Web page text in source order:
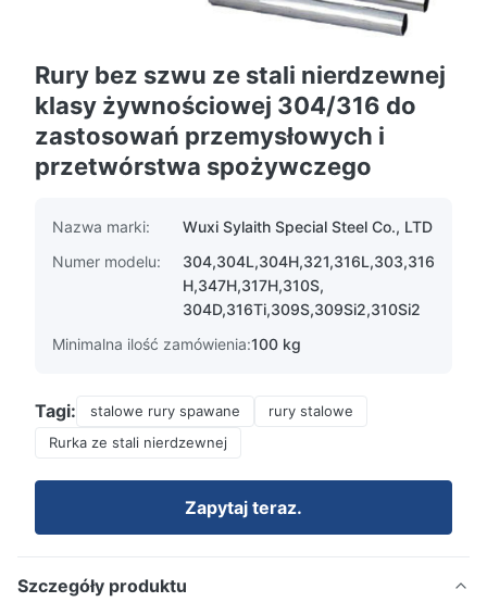
Rury bez szwu ze stali nierdzewnej
klasy żywnościowej 304/316 do
zastosowań przemysłowych i
przetwórstwa spożywczego
Nazwa marki:
Wuxi Sylaith Special Steel Co., LTD
Numer modelu:
304,304L,304H,321,316L,303,316
H,347H,317H,310S,
304D,316Ti,309S,309Si2,310Si2
Minimalna ilość zamówienia:100 kg
Tagi: stalowe rury spawane
rury stalowe
Rurka ze stali nierdzewnej
Zapytaj teraz.
Szczegóły produktu